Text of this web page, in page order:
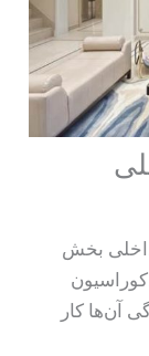
بخش
آن‌ها کار